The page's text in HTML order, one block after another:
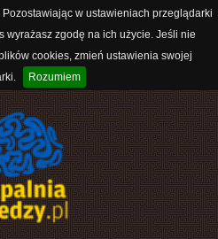
w ustawieniach przeglądarki
wyrażasz zgodę na ich użycie. Jeśli nie
cookies, zmień ustawienia swojej
Rozumiem